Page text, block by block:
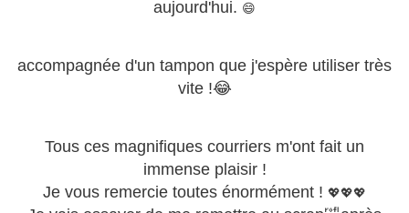
aujourd'hui. 😄
accompagnée d'un tampon que j'espère utiliser très
vite !😂
Tous ces magnifiques courriers m'ont fait un
immense plaisir !
Je vous remercie toutes énormément ! 💖💖💖